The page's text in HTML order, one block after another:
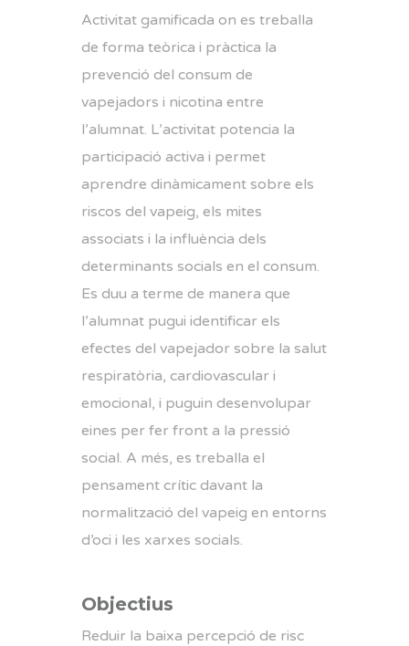
Activitat gamificada on es treballa
de forma teòrica i pràctica la
prevenció del consum de
vapejadors i nicotina entre
l’alumnat. L’activitat potencia la
participació activa i permet
aprendre dinàmicament sobre els
riscos del vapeig, els mites
associats i la influència dels
determinants socials en el consum.
Es duu a terme de manera que
l’alumnat pugui identificar els
efectes del vapejador sobre la salut
respiratòria, cardiovascular i
emocional, i puguin desenvolupar
eines per fer front a la pressió
social. A més, es treballa el
pensament crític davant la
normalització del vapeig en entorns
d’oci i les xarxes socials.
Objectius
Reduir la baixa percepció de risc